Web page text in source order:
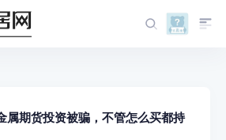
属期货投资被骗，不管怎么买都持